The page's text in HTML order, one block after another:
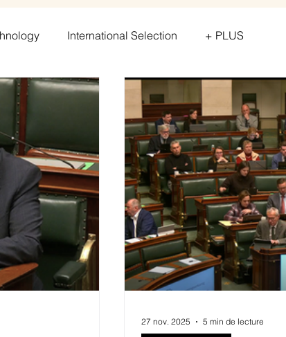
International Selection + PLUS
27 nov. 2025 5 min de lecture